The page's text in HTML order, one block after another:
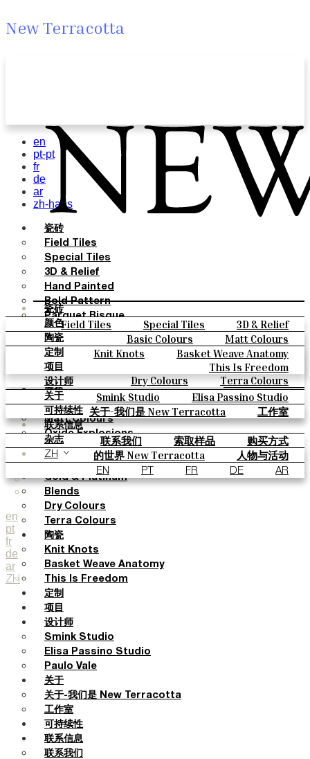
New Terracotta
瓷砖
Field Tiles Special Tiles
3D & Relief
Hand Painted
Bold Pattern
Parquet Bisque
Natural Cotto
Smink Studio
Elisa Passino
Paulo Vale
颜色
Basic Colours
Matt Colours
Oxide Explosions
Special Firing
Vintage Metallics
Gold & Platinum
Blends
Dry Colours
Terra Colours
陶瓷
Knit Knots
Basket Weave Anatomy
This Is Freedom
定制
项目
设计师
Smink Studio
Elisa Passino Studio
Paulo Vale
关于
关于-我们是 New Terracotta 工作室
可持续性
联系信息
联系我们 索取样品
购买方式
目录和 技术规格
常见问题
杂志
的世界 New Terracotta
人物与活动
地方和故事
材料和可持续性 灵感与文化
ZH
EN PT FR DE AR
en
pt
fr
de
ar
ZH
en
pt-pt
fr
de
ar
zh-hans
瓷砖
Field Tiles
Special Tiles
3D & Relief
Hand Painted
Bold Pattern
Parquet Bisque
Natural Cotto
Smink Studio
Elisa Passino
Paulo Vale
颜色
Basic Colours
Matt Colours
Oxide Explosions
Special Firing
Vintage Metallics
Gold & Platinum
Blends
Dry Colours
Terra Colours
陶瓷
Knit Knots
Basket Weave Anatomy
This Is Freedom
定制
项目
设计师
Smink Studio
Elisa Passino Studio
Paulo Vale
关于
关于-我们是 New Terracotta
工作室
可持续性
联系信息
联系我们